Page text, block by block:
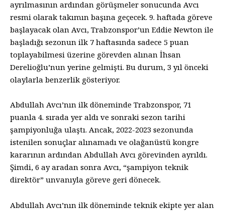
ayrılmasının ardından görüşmeler sonucunda Avcı
resmi olarak takımın başına geçecek. 9. haftada göreve
başlayacak olan Avcı, Trabzonspor’un Eddie Newton ile
başladığı sezonun ilk 7 haftasında sadece 5 puan
toplayabilmesi üzerine görevden alınan İhsan
Derelioğlu’nun yerine gelmişti. Bu durum, 3 yıl önceki
olaylarla benzerlik gösteriyor.
Abdullah Avcı’nın ilk döneminde Trabzonspor, 71
puanla 4. sırada yer aldı ve sonraki sezon tarihi
şampiyonluğa ulaştı. Ancak, 2022-2023 sezonunda
istenilen sonuçlar alınamadı ve olağanüstü kongre
kararının ardından Abdullah Avcı görevinden ayrıldı.
Şimdi, 6 ay aradan sonra Avcı, “şampiyon teknik
direktör” unvanıyla göreve geri dönecek.
Abdullah Avcı’nın ilk döneminde teknik ekipte yer alan